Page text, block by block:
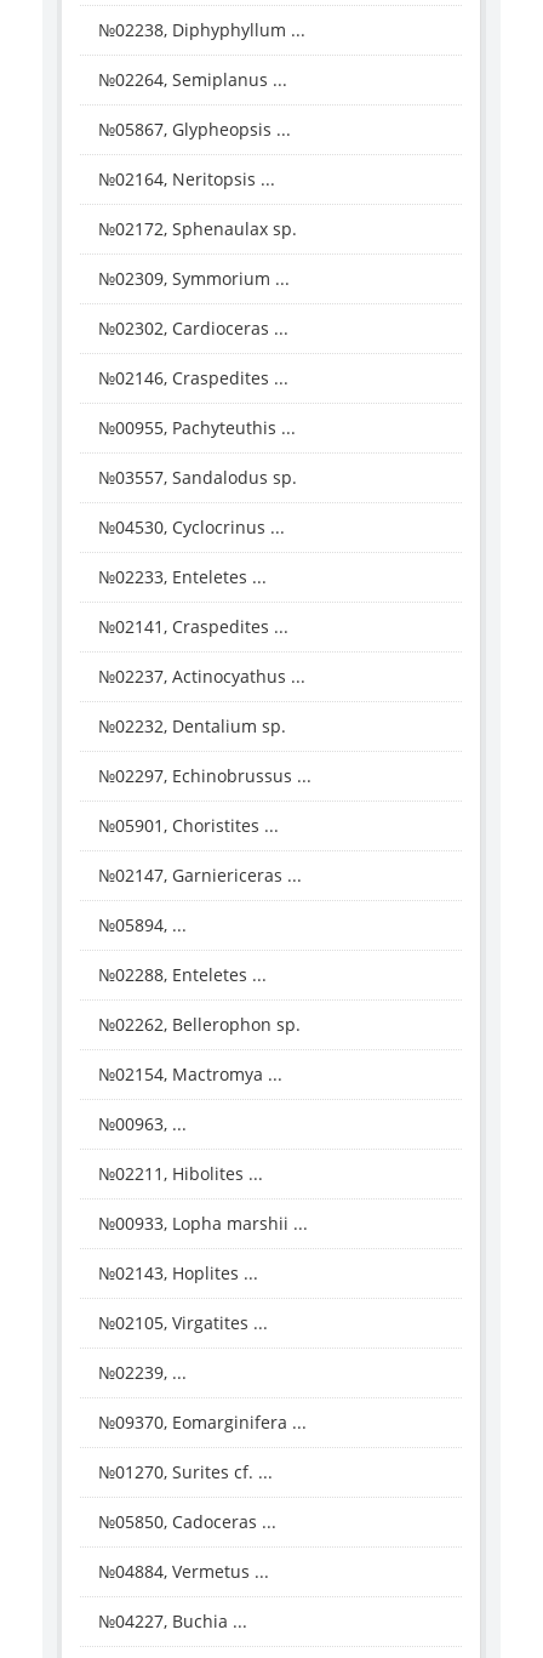
№02238, Diphyphyllum ...
№02264, Semiplanus ...
№05867, Glypheopsis ...
№02164, Neritopsis ...
№02172, Sphenaulax sp.
№02309, Symmorium ...
№02302, Cardioceras ...
№02146, Craspedites ...
№00955, Pachyteuthis ...
№03557, Sandalodus sp.
№04530, Cyclocrinus ...
№02233, Enteletes ...
№02141, Craspedites ...
№02237, Actinocyathus ...
№02232, Dentalium sp.
№02297, Echinobrussus ...
№05901, Choristites ...
№02147, Garniericeras ...
№05894, ...
№02288, Enteletes ...
№02262, Bellerophon sp.
№02154, Mactromya ...
№00963, ...
№02211, Hibolites ...
№00933, Lopha marshii ...
№02143, Hoplites ...
№02105, Virgatites ...
№02239, ...
№09370, Eomarginifera ...
№01270, Surites cf. ...
№05850, Cadoceras ...
№04884, Vermetus ...
№04227, Buchia ...